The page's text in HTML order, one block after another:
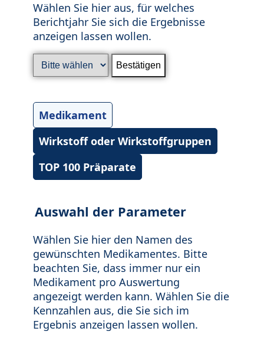
Wählen Sie hier aus, für welches
Berichtjahr Sie sich die Ergebnisse
anzeigen lassen wollen.
Medikament
Wirkstoff oder Wirkstoffgruppen
TOP 100 Präparate
Auswahl der Parameter
Wählen Sie hier den Namen des
gewünschten Medikamentes. Bitte
beachten Sie, dass immer nur ein
Medikament pro Auswertung
angezeigt werden kann. Wählen Sie die
Kennzahlen aus, die Sie sich im
Ergebnis anzeigen lassen wollen.